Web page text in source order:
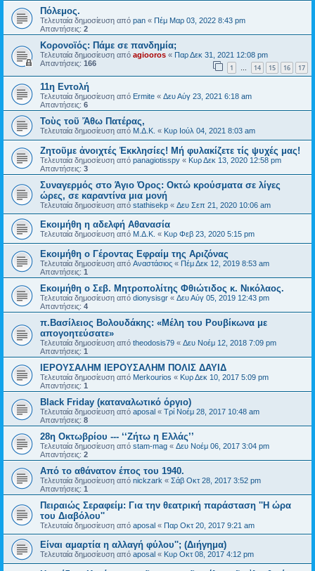
Πόλεμος.
Τελευταία δημοσίευση από pan « Πέμ Μαρ 03, 2022 8:43 pm
Απαντήσεις: 2
Κορονοϊός: Πάμε σε πανδημία;
Τελευταία δημοσίευση από agiooros « Παρ Δεκ 31, 2021 12:08 pm
Απαντήσεις: 166 1 … 14 15 16 17
11η Εντολή
Τελευταία δημοσίευση από Ermite « Δευ Αύγ 23, 2021 6:18 am
Απαντήσεις: 6
Τοὺς τοῦ Ἄθω Πατέρας,
Τελευταία δημοσίευση από Μ.Δ.Κ. « Κυρ Ιούλ 04, 2021 8:03 am
Ζητοῦμε ἀνοιχτές Ἐκκλησίες! Μή φυλακίζετε τίς ψυχές μας!
Τελευταία δημοσίευση από panagiotisspy « Κυρ Δεκ 13, 2020 12:58 pm
Απαντήσεις: 3
Συναγερμός στο Άγιο Όρος: Οκτώ κρούσματα σε λίγες
ώρες, σε καραντίνα μια μονή
Τελευταία δημοσίευση από stathisekp « Δευ Σεπ 21, 2020 10:06 am
Εκοιμήθη η αδελφή Αθανασία
Τελευταία δημοσίευση από Μ.Δ.Κ. « Κυρ Φεβ 23, 2020 5:15 pm
Εκοιμήθη ο Γέροντας Εφραίμ της Αριζόνας
Τελευταία δημοσίευση από Αναστάσιος « Πέμ Δεκ 12, 2019 8:53 am
Απαντήσεις: 1
Εκοιμήθη ο Σεβ. Μητροπολίτης Φθιώτιδος κ. Νικόλαος.
Τελευταία δημοσίευση από dionysisgr « Δευ Αύγ 05, 2019 12:43 pm
Απαντήσεις: 4
π.Βασίλειος Βολουδάκης: «Μέλη του Ρουβίκωνα με
απογοητεύσατε»
Τελευταία δημοσίευση από theodosis79 « Δευ Νοέμ 12, 2018 7:09 pm
Απαντήσεις: 1
ΙΕΡΟΥΣΑΛΗΜ ΙΕΡΟΥΣΑΛΗΜ ΠΟΛΙΣ ΔΑΥΙΔ
Τελευταία δημοσίευση από Merkourios « Κυρ Δεκ 10, 2017 5:09 pm
Απαντήσεις: 1
Black Friday (καταναλωτικό όργιο)
Τελευταία δημοσίευση από aposal « Τρί Νοέμ 28, 2017 10:48 am
Απαντήσεις: 8
28η Οκτωβρίου --- ‘‘Ζήτω η Ελλάς’’
Τελευταία δημοσίευση από stam-mag « Δευ Νοέμ 06, 2017 3:04 pm
Απαντήσεις: 2
Από το αθάνατον έπος του 1940.
Τελευταία δημοσίευση από nickzark « Σάβ Οκτ 28, 2017 3:52 pm
Απαντήσεις: 1
Πειραιώς Σεραφείμ: Για την θεατρική παράσταση ''Η ώρα
του Διαβόλου''
Τελευταία δημοσίευση από aposal « Παρ Οκτ 20, 2017 9:21 am
Είναι αμαρτία η αλλαγή φύλου''; (Διήγημα)
Τελευταία δημοσίευση από aposal « Κυρ Οκτ 08, 2017 4:12 pm